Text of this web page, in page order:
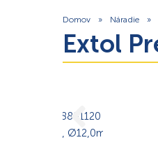
Domov » Náradie »
Extol